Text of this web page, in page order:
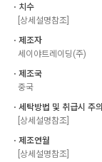
ㆍ치수
[상세설명참조]
ㆍ제조자
세이야트레이딩(주)
ㆍ제조국
중국
ㆍ세탁방법 및 취급시 주
[상세설명참조]
ㆍ제조연월
[상세설명참조]